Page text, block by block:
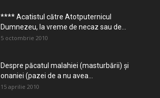
**** Acatistul către Atotputernicul
Dumnezeu, la vreme de necaz sau de...
5 octombrie 2010
Despre păcatul malahiei (masturbării) şi
onaniei (pazei de a nu avea...
15 aprilie 2010